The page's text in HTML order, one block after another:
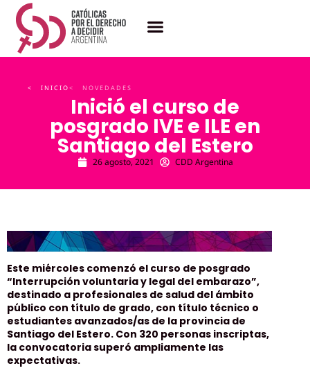
< INICIO< NOVEDADES
Inició el curso de
posgrado IVE e ILE en
Santiago del Estero
26 agosto, 2021 CDD Argentina
Este miércoles comenzó el curso de posgrado
“Interrupción voluntaria y legal del embarazo”,
destinado a profesionales de salud del ámbito
público con título de grado, con título técnico o
estudiantes avanzados/as de la provincia de
Santiago del Estero. Con 320 personas inscriptas,
la convocatoria superó ampliamente las
expectativas.